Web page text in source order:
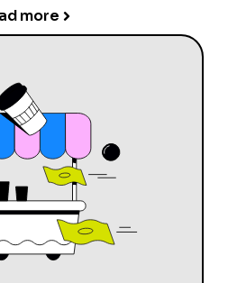
more